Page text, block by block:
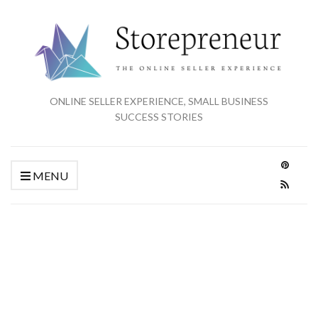
ONLINE SELLER EXPERIENCE, SMALL BUSINESS
SUCCESS STORIES
MENU